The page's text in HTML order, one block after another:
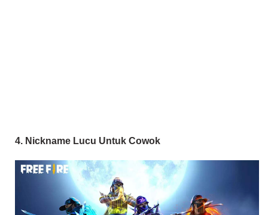
4. Nickname Lucu Untuk Cowok